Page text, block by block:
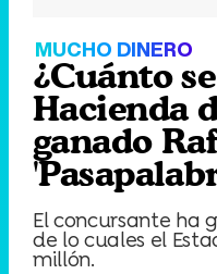
MUCHO DINERO
¿Cuánto
Hacienda
ganado
El concursante ha
de lo cuales el
millón.